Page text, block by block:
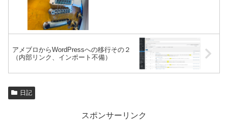
アメブロからWordPressへの移行その２
（内部リンク、インポート不備）
日記
スポンサーリンク